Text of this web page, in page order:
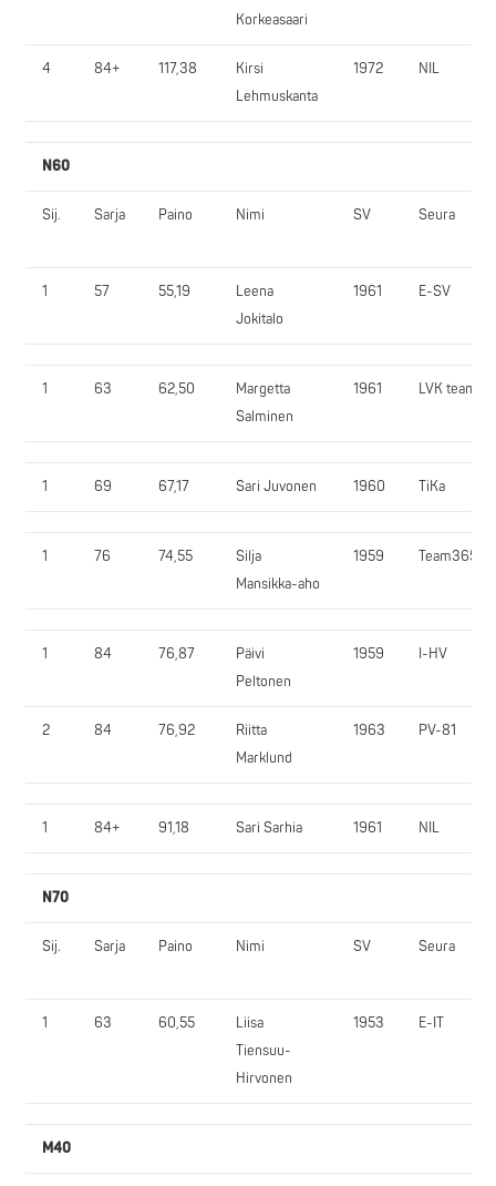
Korkeasaari
4 84+ 117,38
Kirsi
Lehmuskanta
1972 NIL
N60
Sij. Sarja Paino Nimi SV Seura
1 57 55,19
Leena
Jokitalo
1961 E-SV
1 63 62,50
Margetta
Salminen
1961 LVK team
1 69 67,17 Sari Juvonen 1960 TiKa
1 76 74,55
Silja
Mansikka-aho
1959 Team365
1 84 76,87
Päivi
Peltonen
1959 I-HV
2 84 76,92
Riitta
Marklund
1963 PV-81
1 84+ 91,18 Sari Sarhia 1961 NIL
N70
Sij. Sarja Paino Nimi SV Seura
1 63 60,55
Liisa
Tiensuu-
Hirvonen
1953 E-IT
M40